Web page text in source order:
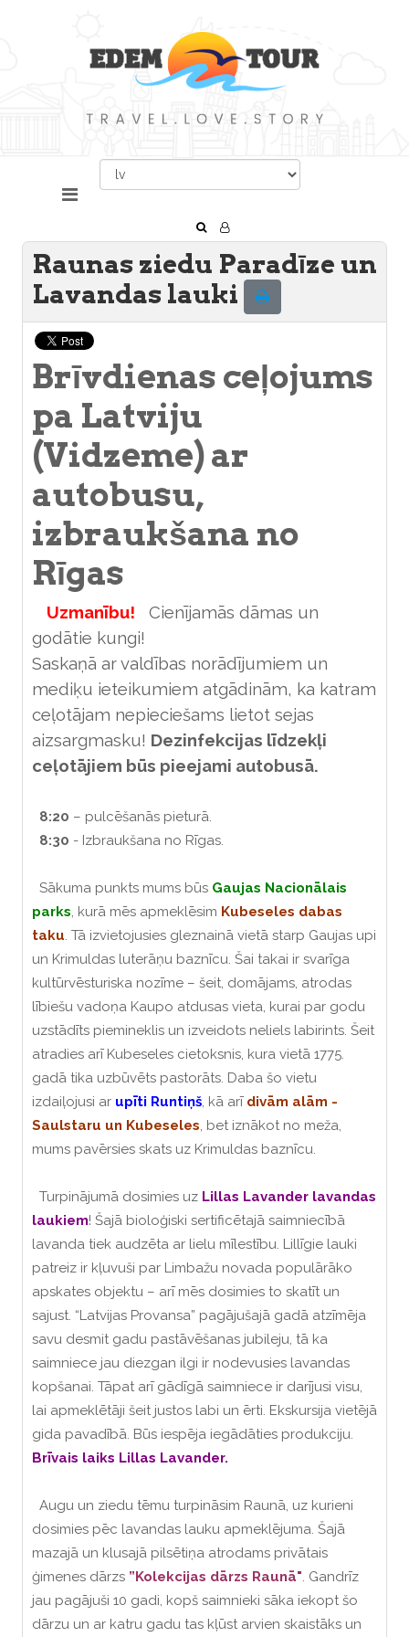
Raunas ziedu Paradīze un
Lavandas lauki
Brīvdienas ceļojums
pa Latviju
(Vidzeme) ar
autobusu,
izbraukšana no
Rīgas
Uzmanību! Cienījamās dāmas un
godātie kungi!
Saskaņā ar valdības norādījumiem un
mediķu ieteikumiem atgādinām, ka katram
ceļotājam nepieciešams lietot sejas
aizsargmasku! Dezinfekcijas līdzekļi
ceļotājiem būs pieejami autobusā.
8:20 – pulcēšanās pieturā.
8:30 - Izbraukšana no Rīgas.
Sākuma punkts mums būs Gaujas Nacionālais
parks, kurā mēs apmeklēsim Kubeseles dabas
taku. Tā izvietojusies gleznainā vietā starp Gaujas upi
un Krimuldas luterāņu baznīcu. Šai takai ir svarīga
kultūrvēsturiska nozīme – šeit, domājams, atrodas
lībiešu vadoņa Kaupo atdusas vieta, kurai par godu
uzstādīts piemineklis un izveidots neliels labirints. Šeit
atradies arī Kubeseles cietoksnis, kura vietā 1775.
gadā tika uzbūvēts pastorāts. Daba šo vietu
izdaiļojusi ar upīti Runtiņš, kā arī divām alām -
Saulstaru un Kubeseles, bet iznākot no meža,
mums pavērsies skats uz Krimuldas baznīcu.
Turpinājumā dosimies uz Lillas Lavander lavandas
laukiem! Šajā bioloģiski sertificētajā saimniecībā
lavanda tiek audzēta ar lielu mīlestību. Lillīgie lauki
patreiz ir kļuvuši par Limbažu novada populārāko
apskates objektu – arī mēs dosimies to skatīt un
sajust. “Latvijas Provansa” pagājušajā gadā atzīmēja
savu desmit gadu pastāvēšanas jubileju, tā ka
saimniece jau diezgan ilgi ir nodevusies lavandas
kopšanai. Tāpat arī gādīgā saimniece ir darījusi visu,
lai apmeklētāji šeit justos labi un ērti. Ekskursija vietējā
gida pavadībā. Būs iespēja iegādāties produkciju.
Brīvais laiks Lillas Lavander.
Augu un ziedu tēmu turpināsim Raunā, uz kurieni
dosimies pēc lavandas lauku apmeklējuma. Šajā
mazajā un klusajā pilsētiņa atrodams privātais
ģimenes dārzs ”Kolekcijas dārzs Raunā". Gandrīz
jau pagājuši 10 gadi, kopš saimnieki sāka iekopt šo
dārzu un ar katru gadu tas kļūst arvien skaistāks un